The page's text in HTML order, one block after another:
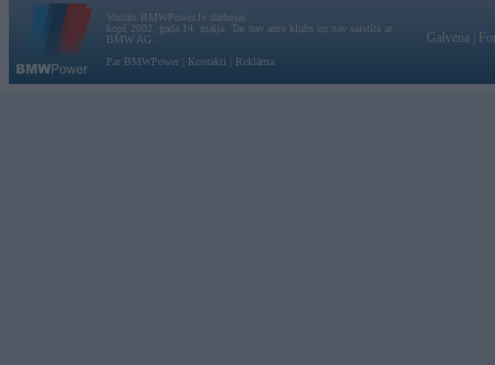
Vortāls BMWPower.lv darbojas
kopš 2002. gada 14. maija. Tas nav auto klubs un nav saistīts ar
BMW AG.
Par BMWPower
Kontakti Reklāma
Galvena